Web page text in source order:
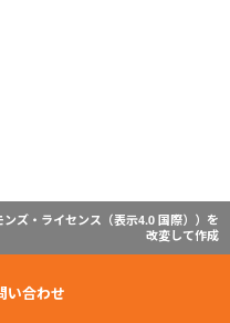
ズ・ライセンス（表示4.0 国際） ）を
改変して作成
い合わせ